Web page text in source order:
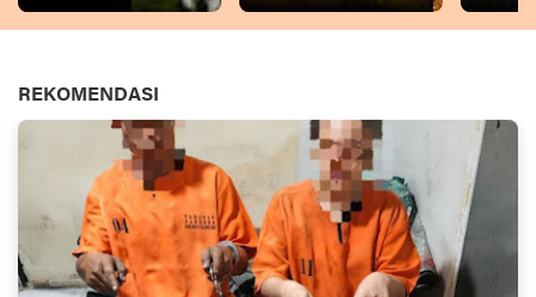
REKOMENDASI